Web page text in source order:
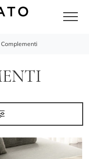
Complementi